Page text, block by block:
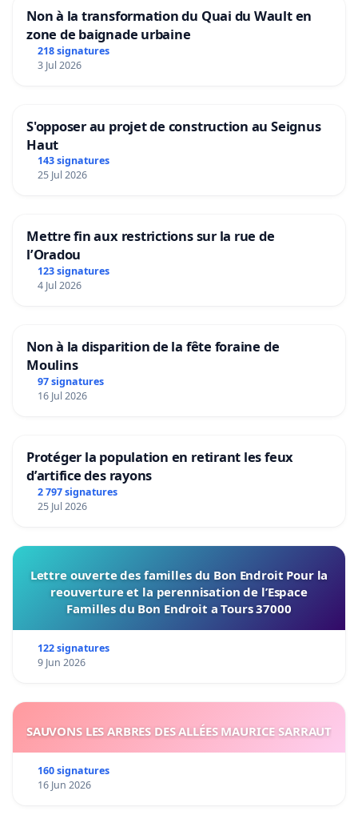
Non à la transformation du Quai du Wault en
zone de baignade urbaine
218 signatures
3 Jul 2026
S'opposer au projet de construction au Seignus
Haut
143 signatures
25 Jul 2026
Mettre fin aux restrictions sur la rue de
l’Oradou
123 signatures
4 Jul 2026
Non à la disparition de la fête foraine de
Moulins
97 signatures
16 Jul 2026
Protéger la population en retirant les feux
d’artifice des rayons
2 797 signatures
25 Jul 2026
Lettre ouverte des familles du Bon Endroit Pour la
reouverture et la perennisation de l’Espace
Familles du Bon Endroit a Tours 37000
122 signatures
9 Jun 2026
SAUVONS LES ARBRES DES ALLÉES MAURICE SARRAUT
160 signatures
16 Jun 2026